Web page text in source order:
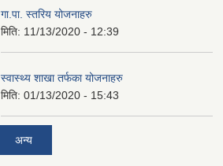
गा.पा. स्तरिय योजनाहरु
मिति: 11/13/2020 - 12:39
स्वास्थ्य शाखा तर्फका योजनाहरु
मिति: 01/13/2020 - 15:43
अन्य